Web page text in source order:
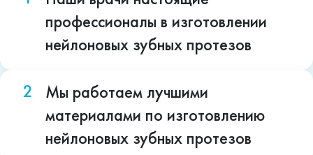
профессионалы в изготовлении
нейлоновых зубных протезов
Мы работаем лучшими
материалами по изготовлению
нейлоновых зубных протезов